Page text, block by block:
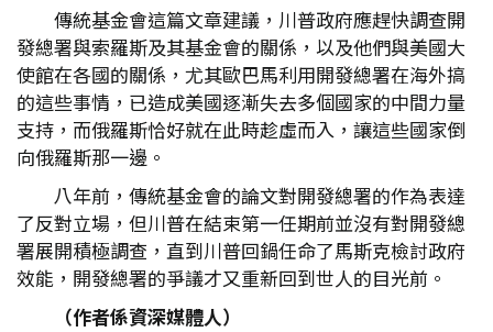
傳統基金會這篇文章建議，川普政府應趕快調查開
發總署與索羅斯及其基金會的關係，以及他們與美國大
使館在各國的關係，尤其歐巴馬利用開發總署在海外搞
的這些事情，已造成美國逐漸失去多個國家的中間力量
支持，而俄羅斯恰好就在此時趁虛而入，讓這些國家倒
向俄羅斯那一邊。
八年前，傳統基金會的論文對開發總署的作為表達
了反對立場，但川普在結束第一任期前並沒有對開發總
署展開積極調查，直到川普回鍋任命了馬斯克檢討政府
效能，開發總署的爭議才又重新回到世人的目光前。
（作者係資深媒體人）